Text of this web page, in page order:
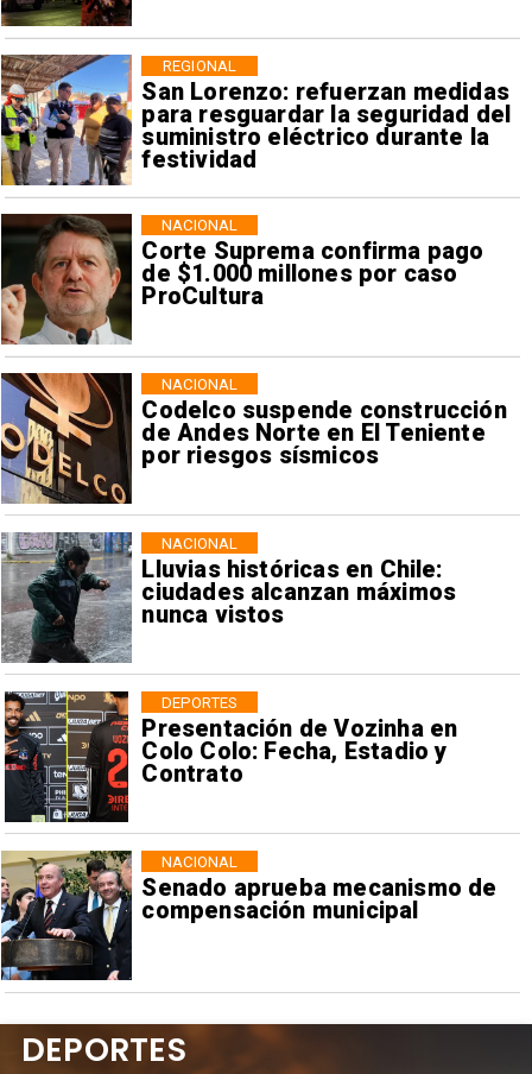
San Lorenzo: refuerzan medidas
para resguardar la seguridad del
suministro eléctrico durante la
festividad
REGIONAL
Corte Suprema confirma pago
de $1.000 millones por caso
ProCultura
NACIONAL
Codelco suspende construcción
de Andes Norte en El Teniente
por riesgos sísmicos
NACIONAL
Lluvias históricas en Chile:
ciudades alcanzan máximos
nunca vistos
NACIONAL
Presentación de Vozinha en
Colo Colo: Fecha, Estadio y
Contrato
DEPORTES
Senado aprueba mecanismo de
compensación municipal
NACIONAL
DEPORTES